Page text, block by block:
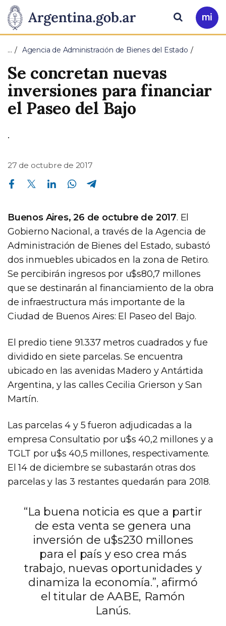
Presidencia
de
la
Nación
Pasar al contenido principal
Ir
a
Buscar
… Agencia de Administración de Bienes del Estado
Se concretan nuevas
inversiones para financiar
el Paseo del Bajo
.
27 de octubre de 2017
Compartir en Facebook Compartir en Twitter Compartir en Linkedin Compartir en Whatsapp
Buenos Aires, 26 de octubre de 2017. El
Gobierno Nacional, a través de la Agencia de
Administración de Bienes del Estado, subastó
dos inmuebles ubicados en la zona de Retiro.
Se percibirán ingresos por u$s80,7 millones
que se destinarán al financiamiento de la obra
de infraestructura más importante de la
Ciudad de Buenos Aires: El Paseo del Bajo.
El predio tiene 91.337 metros cuadrados y fue
dividido en siete parcelas. Se encuentra
ubicado en las avenidas Madero y Antártida
Argentina, y las calles Cecilia Grierson y San
Martín.
Las parcelas 4 y 5 fueron adjudicadas a la
empresa Consultatio por u$s 40,2 millones y a
TGLT por u$s 40,5 millones, respectivamente.
El 14 de diciembre se subastarán otras dos
parcelas y las 3 restantes quedarán para 2018.
“La buena noticia es que a partir
de esta venta se genera una
inversión de u$s230 millones
para el país y eso crea más
trabajo, nuevas oportunidades y
dinamiza la economía.”, afirmó
el titular de AABE, Ramón
Lanús.